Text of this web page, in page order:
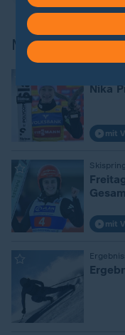
Mehr zum
Nika
mit
mit